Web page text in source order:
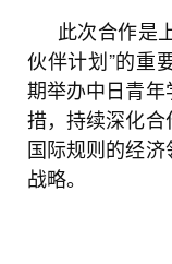
此次合作是
伙伴计划”的重
期举办中日青
措，持续深化
国际规则的经
战略。